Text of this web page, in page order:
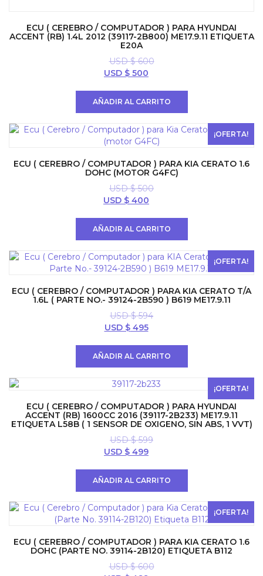
ECU ( CEREBRO / COMPUTADOR ) PARA HYUNDAI
ACCENT (RB) 1.4L 2012 (39117-2B800) ME17.9.11 ETIQUETA
E20A
USD $600
El
$ 600.
USD $ 500
$ 500.
AÑADIR AL CARRITO
¡OFERTA!
ECU ( CEREBRO / COMPUTADOR ) PARA KIA CERATO 1.6
DOHC (MOTOR G4FC)
USD $500
El
era:
$ 500.
USD $ 400
es:
$ 400.
AÑADIR AL CARRITO
¡OFERTA!
ECU ( CEREBRO / COMPUTADOR ) PARA KIA CERATO T/A
1.6L ( PARTE NO.- 39124-2B590 ) B619 ME17.9.11
USD $594
El
era:
$ 594.
USD $495El
es:
$ 495.
AÑADIR AL CARRITO
¡OFERTA!
ECU ( CEREBRO / COMPUTADOR ) PARA HYUNDAI
ACCENT (RB) 1600CC 2016 (39117-2B233) ME17.9.11
ETIQUETA L58B ( 1 SENSOR DE OXIGENO, SIN ABS, 1 VVT)
USD $599
El
era:
$ 599.
USD $ 499El
es:
$ 499.
AÑADIR AL CARRITO
¡OFERTA!
ECU ( CEREBRO / COMPUTADOR ) PARA KIA CERATO 1.6
DOHC (PARTE NO. 39114-2B120) ETIQUETA B112
USD $600